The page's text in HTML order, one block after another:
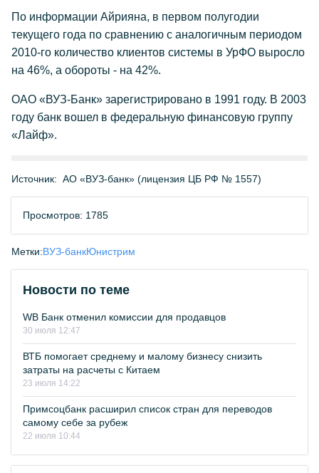
По информации Айрияна, в первом полугодии
текущего года по сравнению с аналогичным периодом
2010-го количество клиентов системы в УрФО выросло
на 46%, а обороты - на 42%.
ОАО «ВУЗ-Банк» зарегистрировано в 1991 году. В 2003
году банк вошел в федеральную финансовую группу
«Лайф».
Источник: АО «ВУЗ-банк» (лицензия ЦБ РФ № 1557)
Просмотров: 1785
Метки:ВУЗ-банкЮнистрим
Новости по теме
WB Банк отменил комиссии для продавцов
30 июля 12:47
ВТБ помогает среднему и малому бизнесу снизить
затраты на расчеты с Китаем
23 июля 14:22
Примсоцбанк расширил список стран для переводов
самому себе за рубеж
22 июля 10:44